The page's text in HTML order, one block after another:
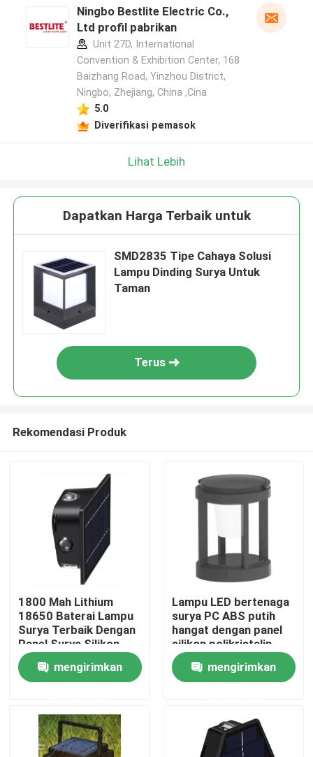
Rumah
Video
Ningbo Bestlite Electric Co.,
Ltd profil pabrikan
Unit 27D, International
Convention & Exhibition Center, 168
Baizhang Road, Yinzhou District,
Ningbo, Zhejiang, China ,Cina
5.0
Diverifikasi pemasok
Lihat Lebih
Dapatkan Harga Terbaik untuk
SMD2835 Tipe Cahaya Solusi
Lampu Dinding Surya Untuk
Taman
Terus
Rekomendasi Produk
1800 Mah Lithium
18650 Baterai Lampu
Surya Terbaik Dengan
Panel Surya Silikon
Monokristalin
mengirimkan
Lampu LED bertenaga
surya PC ABS putih
hangat dengan panel
silikon polikristalin
300lm 18650 baterai
mengirimkan